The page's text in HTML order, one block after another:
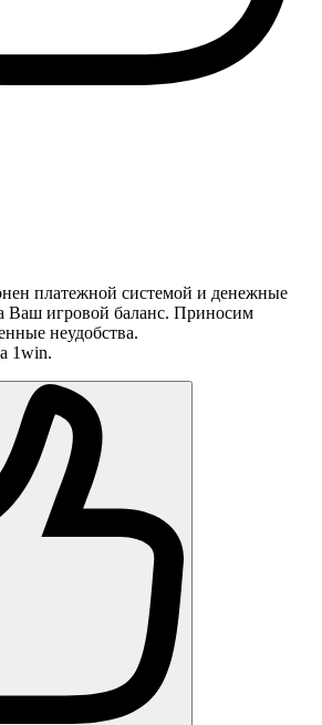
платежной системой и денежные
Ваш игровой баланс. Приносим
неудобства.
1win.